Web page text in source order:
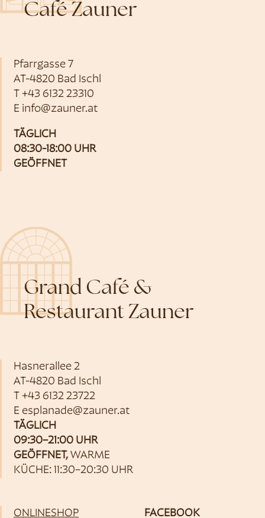
Café Zauner
Pfarrgasse 7
AT-4820 Bad Ischl
T +43 6132 23310
E info@zauner.at
TÄGLICH
08:30-18:00 UHR
GEÖFFNET
Grand Café &
Restaurant Zauner
Hasnerallee 2
AT-4820 Bad Ischl
T +43 6132 23722
E esplanade@zauner.at
TÄGLICH
09:30–21:00 UHR
GEÖFFNET, WARME
KÜCHE: 11:30–20:30 UHR
ONLINESHOP FACEBOOK